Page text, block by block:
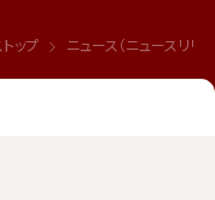
ップ ニュース（ニュースリリー